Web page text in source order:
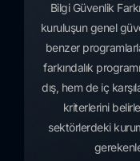
Bilgi Güvenlik
kuruluşun genel
benzer
farkındalık
dış, hem de iç
kriterlerini
sektörlerdeki